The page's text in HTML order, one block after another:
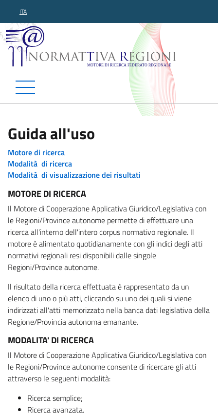
ITA
Normattiva Regioni -
Guida all'uso
Motore di ricerca
Modalità di ricerca
Modalità di visualizzazione dei risultati
MOTORE DI RICERCA
Il Motore di Cooperazione Applicativa Giuridico/Legislativa con
le Regioni/Province autonome permette di effettuare una
ricerca all'interno dell'intero corpus normativo regionale. Il
motore è alimentato quotidianamente con gli indici degli atti
normativi regionali resi disponibili dalle singole
Regioni/Province autonome.
Il risultato della ricerca effettuata è rappresentato da un
elenco di uno o più atti, cliccando su uno dei quali si viene
indirizzati all'atti memorizzato nella banca dati legislativa della
Regione/Provincia autonoma emanante.
MODALITA' DI RICERCA
Il Motore di Cooperazione Applicativa Giuridico/Legislativa con
le Regioni/Province autonome consente di ricercare gli atti
attraverso le seguenti modalità:
Ricerca semplice;
Ricerca avanzata.